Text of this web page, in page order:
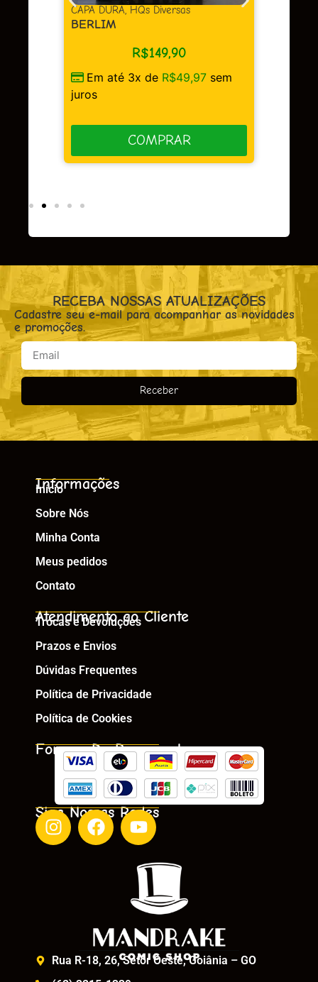
CAPA DURA, HQs Diversas
BERLIM
R$149,90
Em até 3x de R$49,97 sem
juros
COMPRAR
RECEBA NOSSAS ATUALIZAÇÕES
Cadastre seu e-mail para acompanhar as novidades
e promoções.
Receber
Informações
Início
Sobre Nós
Minha Conta
Meus pedidos
Contato
Atendimento ao Cliente
Trocas e Devoluções
Prazos e Envios
Dúvidas Frequentes
Política de Privacidade
Política de Cookies
Formas De Pagamento
Siga Nossas Redes
Rua R-18, 26, Setor Oeste, Goiânia – GO